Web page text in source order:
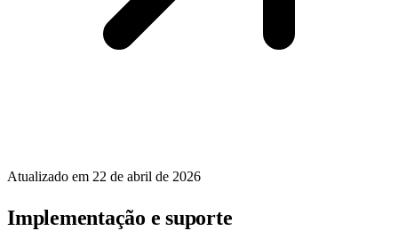
Atualizado em 22 de abril de 2026
Implementação e suporte